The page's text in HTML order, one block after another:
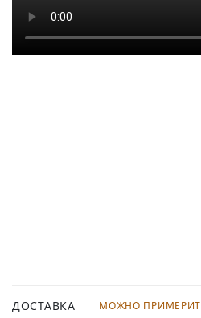
ДОСТАВКА МОЖНО